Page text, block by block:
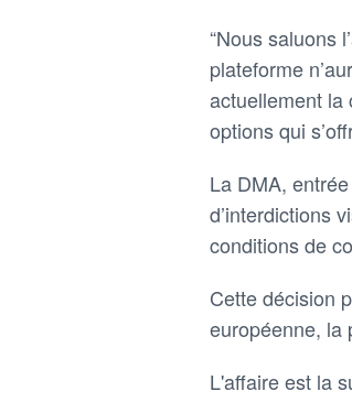
“Nous saluons
plateforme
actuellement la
options qui
La DMA,
d’interdictions
conditions de
Cette décision
européenne, la
L'affaire est la